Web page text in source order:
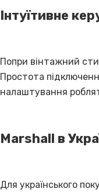
Інтуїтивне
Попри вінтажний
Простота
налаштування
Marshall в
Для українського